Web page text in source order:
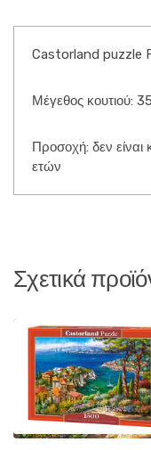
Castorland puzzle
Μέγεθος κουτιού:
Προσοχή: δεν
ετών
Σχετικά